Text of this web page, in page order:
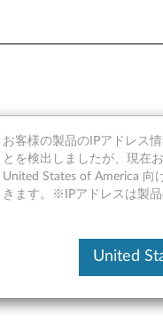
レイ ド
お客様の製品のIPアドレス
とを検出しましたが、現在
United States of America 向
きます。※IPアドレスは製
United